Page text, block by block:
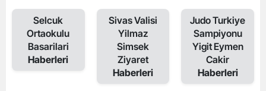
Selcuk
Ortaokulu
Basarilari
Haberleri
Sivas Valisi
Yilmaz
Simsek
Ziyaret
Haberleri
Judo Turkiye
Sampiyonu
Yigit Eymen
Cakir
Haberleri